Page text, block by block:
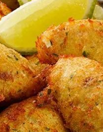
Maioneses
Food Service